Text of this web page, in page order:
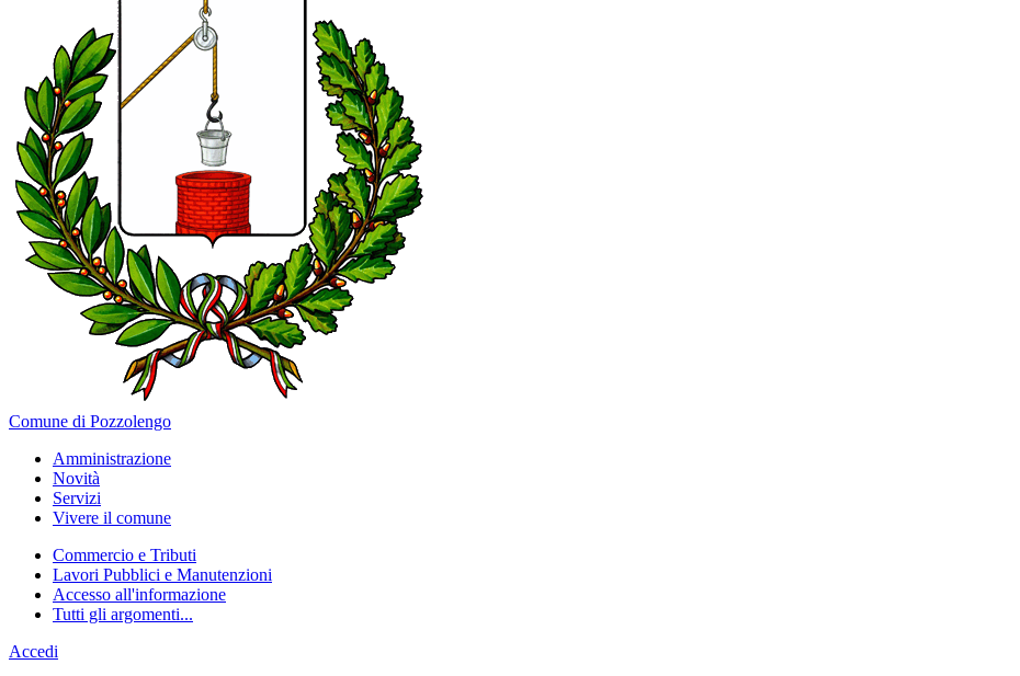
Comune di Pozzolengo
Amministrazione
Novità
Servizi
Vivere il comune
Commercio e Tributi
Lavori Pubblici e Manutenzioni
Accesso all'informazione
Tutti gli argomenti...
Accedi